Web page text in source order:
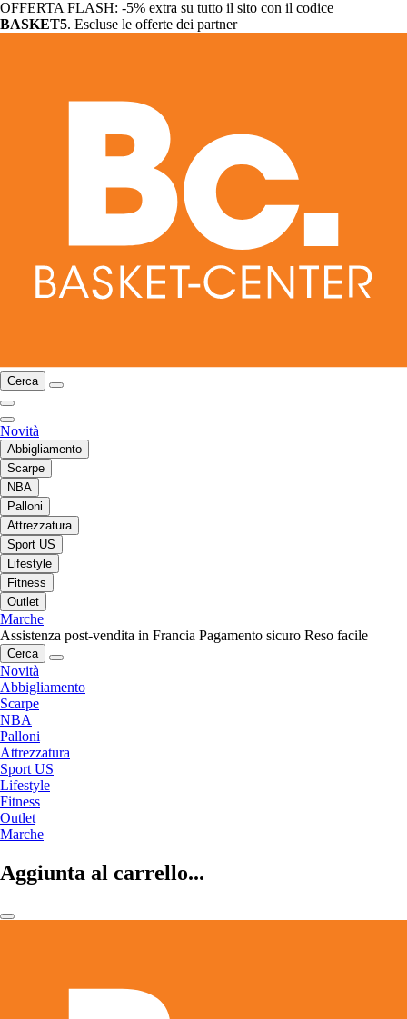
OFFERTA FLASH: -5% extra su tutto il sito con il codice
BASKET5. Escluse le offerte dei partner
Cerca
Novità
Abbigliamento
Scarpe
NBA
Palloni
Attrezzatura
Sport US
Lifestyle
Fitness
Outlet
Marche
Assistenza post-vendita in Francia Pagamento sicuro Reso facile
Cerca
Novità
Abbigliamento
Scarpe
NBA
Palloni
Attrezzatura
Sport US
Lifestyle
Fitness
Outlet
Marche
Aggiunta al carrello...